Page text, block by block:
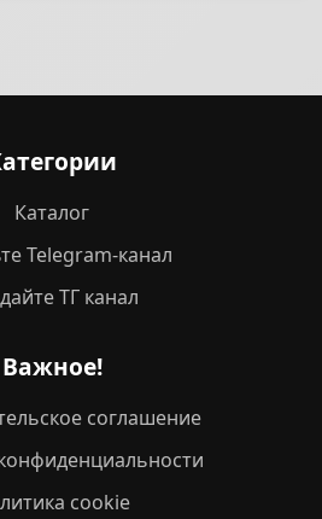
Каталог
Telegram-канал
ТГ канал
Важное!
соглашение
cookie